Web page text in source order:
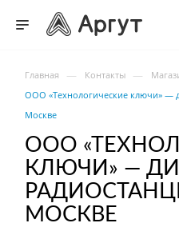
Главная — Контакты —
ООО «Технологические ключи» —
Москве
ООО
КЛЮЧИ» —
МОСКВЕ